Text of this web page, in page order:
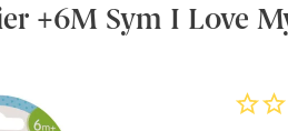
+6M Sym I Love